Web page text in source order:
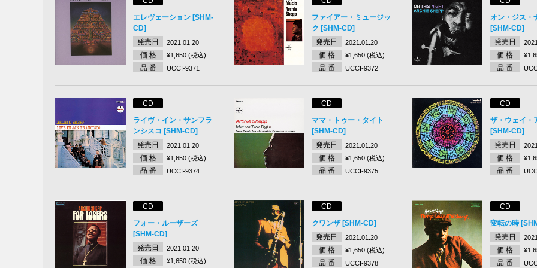
エレヴェーション [SHM-
CD]
発売日
2021.01.20
価 格 ¥1,650 (税込)
品 番 UCCI-9371
ファイアー・ミュージッ
ク [SHM-CD]
発売日
2021.01.20
価 格 ¥1,650 (税込)
品 番 UCCI-9372
オン・ジス・
[SHM-CD]
発売日
価 格
品 番
CD
ライヴ・イン・サンフラ
ンシスコ [SHM-CD]
発売日
2021.01.20
価 格 ¥1,650 (税込)
品 番 UCCI-9374
CD
ママ・トゥー・タイト
[SHM-CD]
発売日
2021.01.20
価 格 ¥1,650 (税込)
品 番 UCCI-9375
CD
ザ・ウェイ・
[SHM-CD]
発売日
価 格
品 番
CD
フォー・ルーザーズ
[SHM-CD]
発売日
2021.01.20
価 格 ¥1,650 (税込)
CD
クワンザ [SHM-CD]
発売日
2021.01.20
価 格 ¥1,650 (税込)
品 番 UCCI-9378
CD
変転の時
発売日
価 格
品 番